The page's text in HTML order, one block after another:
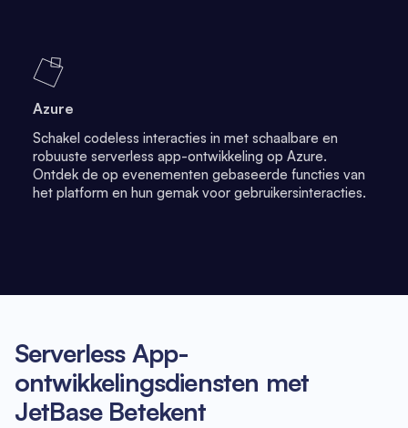
Azure
Schakel codeless interacties in met schaalbare en
robuuste serverless app-ontwikkeling op Azure.
Ontdek de op evenementen gebaseerde functies van
het platform en hun gemak voor gebruikersinteracties.
Serverless App-
ontwikkelingsdiensten met
JetBase Betekent